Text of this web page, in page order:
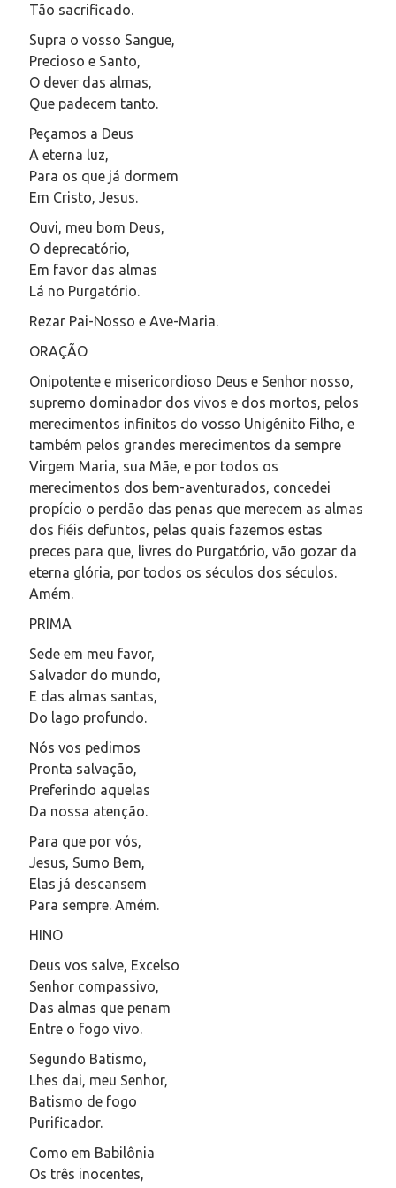
Tão sacrificado.
Supra o vosso Sangue,
Precioso e Santo,
O dever das almas,
Que padecem tanto.
Peçamos a Deus
A eterna luz,
Para os que já dormem
Em Cristo, Jesus.
Ouvi, meu bom Deus,
O deprecatório,
Em favor das almas
Lá no Purgatório.
Rezar Pai-Nosso e Ave-Maria.
ORAÇÃO
Onipotente e misericordioso Deus e Senhor nosso,
supremo dominador dos vivos e dos mortos, pelos
merecimentos infinitos do vosso Unigênito Filho, e
também pelos grandes merecimentos da sempre
Virgem Maria, sua Mãe, e por todos os
merecimentos dos bem-aventurados, concedei
propício o perdão das penas que merecem as almas
dos fiéis defuntos, pelas quais fazemos estas
preces para que, livres do Purgatório, vão gozar da
eterna glória, por todos os séculos dos séculos.
Amém.
PRIMA
Sede em meu favor,
Salvador do mundo,
E das almas santas,
Do lago profundo.
Nós vos pedimos
Pronta salvação,
Preferindo aquelas
Da nossa atenção.
Para que por vós,
Jesus, Sumo Bem,
Elas já descansem
Para sempre. Amém.
HINO
Deus vos salve, Excelso
Senhor compassivo,
Das almas que penam
Entre o fogo vivo.
Segundo Batismo,
Lhes dai, meu Senhor,
Batismo de fogo
Purificador.
Como em Babilônia
Os três inocentes,